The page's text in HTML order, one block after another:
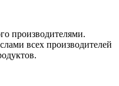
производителями.
всех производителей